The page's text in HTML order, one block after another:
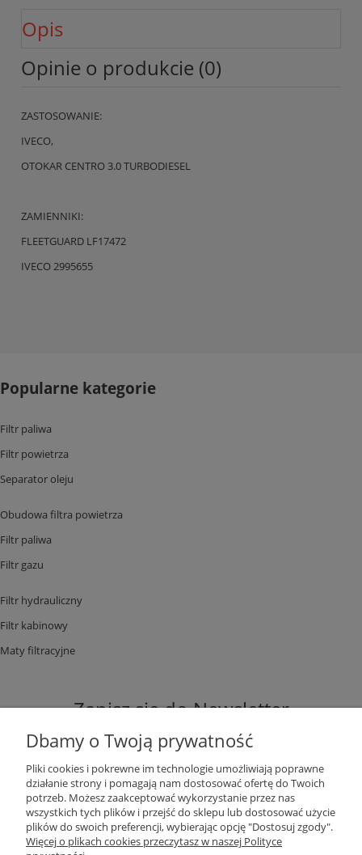
Opis
Opinie o produkcie (0)
ZASTOSOWANIE:
IVECO,
OTOKAR CENTRO 3.0 TURBODIESEL
ZAMIENNIKI:
FLEETGUARD LF17472
IVECO 2995655
Popularne kategorie
Filtr paliwa
Filtr powietrza
Separator oleju
Obudowa filtra powietrza
Filtr paliwa
Filtr gazu
Filtr hydrauliczny
Filtr kabinowy
Maty filtracyjne
Zapisz się do Newsletter
ZAPISZ SIĘ
Dbamy o Twoją prywatność
Pliki cookies i pokrewne im technologie umożliwiają poprawne
działanie strony i pomagają nam dostosować ofertę do Twoich
potrzeb. Możesz zaakceptować wykorzystanie przez nas
wszystkich tych plików i przejść do sklepu lub dostosować użycie
plików do swoich preferencji, wybierając opcję "Dostosuj zgody".
Więcej o plikach cookies przeczytasz w naszej Polityce